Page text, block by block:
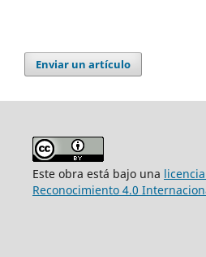
Enviar un artículo
Este obra está bajo una
Reconocimiento 4.0